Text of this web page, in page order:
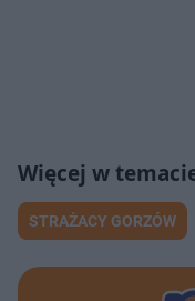
STRAŻACY GORZÓW